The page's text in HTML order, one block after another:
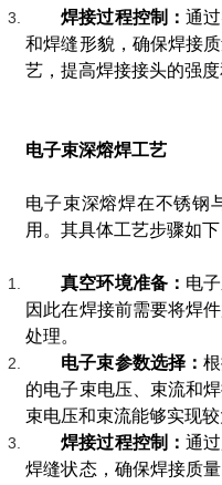
焊接过程控制： 通
和焊缝形貌，确保焊接
艺，提高焊接接头的强度
电子束深熔焊工艺
电子束深熔焊在不锈钢
用。其具体工艺步骤如下
真空环境准备： 电
因此在焊接前需要将焊
处理。
电子束参数选择：
的电子束电压、束流和
束电压和束流能够实现较
焊接过程控制： 通
焊缝状态，确保焊接质